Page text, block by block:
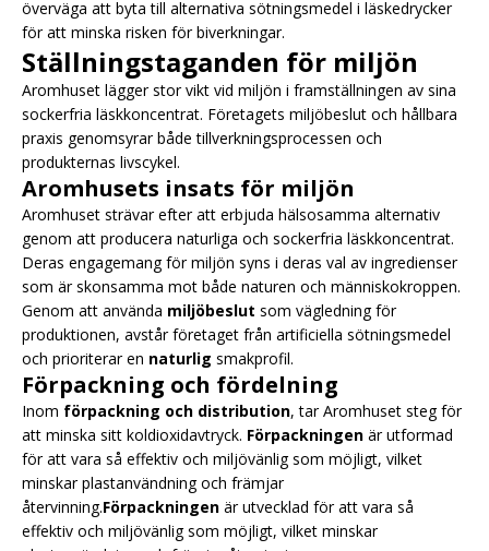
överväga att byta till alternativa sötningsmedel i läskedrycker
för att minska risken för biverkningar.
Ställningstaganden för miljön
Aromhuset lägger stor vikt vid miljön i framställningen av sina
sockerfria läskkoncentrat. Företagets miljöbeslut och hållbara
praxis genomsyrar både tillverkningsprocessen och
produkternas livscykel.
Aromhusets insats för miljön
Aromhuset strävar efter att erbjuda hälsosamma alternativ
genom att producera naturliga och sockerfria läskkoncentrat.
Deras engagemang för miljön syns i deras val av ingredienser
som är skonsamma mot både naturen och människokroppen.
Genom att använda miljöbeslut som vägledning för
produktionen, avstår företaget från artificiella sötningsmedel
och prioriterar en naturlig smakprofil.
Förpackning och fördelning
Inom förpackning och distribution, tar Aromhuset steg för
att minska sitt koldioxidavtryck. Förpackningen är utformad
för att vara så effektiv och miljövänlig som möjligt, vilket
minskar plastanvändning och främjar
återvinning.Förpackningen är utvecklad för att vara så
effektiv och miljövänlig som möjligt, vilket minskar